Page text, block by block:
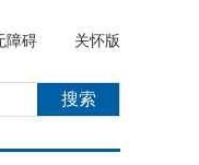
障碍 关怀版